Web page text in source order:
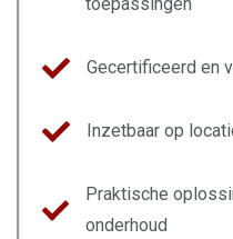
Gecertificeerd en
Inzetbaar op
Praktische
onderhoud